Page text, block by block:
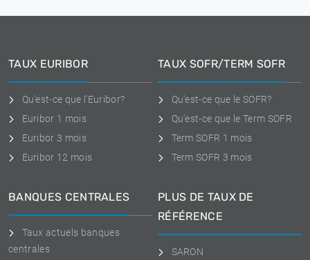
TAUX EURIBOR
Qu'est-ce que l'Euribor?
Euribor 1 mois
Euribor 3 mois
Euribor 12 mois
TAUX SOFR/TERM SOFR
Qu'est-ce que le SOFR?
Qu'est-ce que le Term SOFR
Term SOFR 1 mois
Term SOFR 3 mois
BANQUES CENTRALES
Taux actuels banques
centrales
PLUS DE TAUX DE
RÉFÉRENCE
SARON